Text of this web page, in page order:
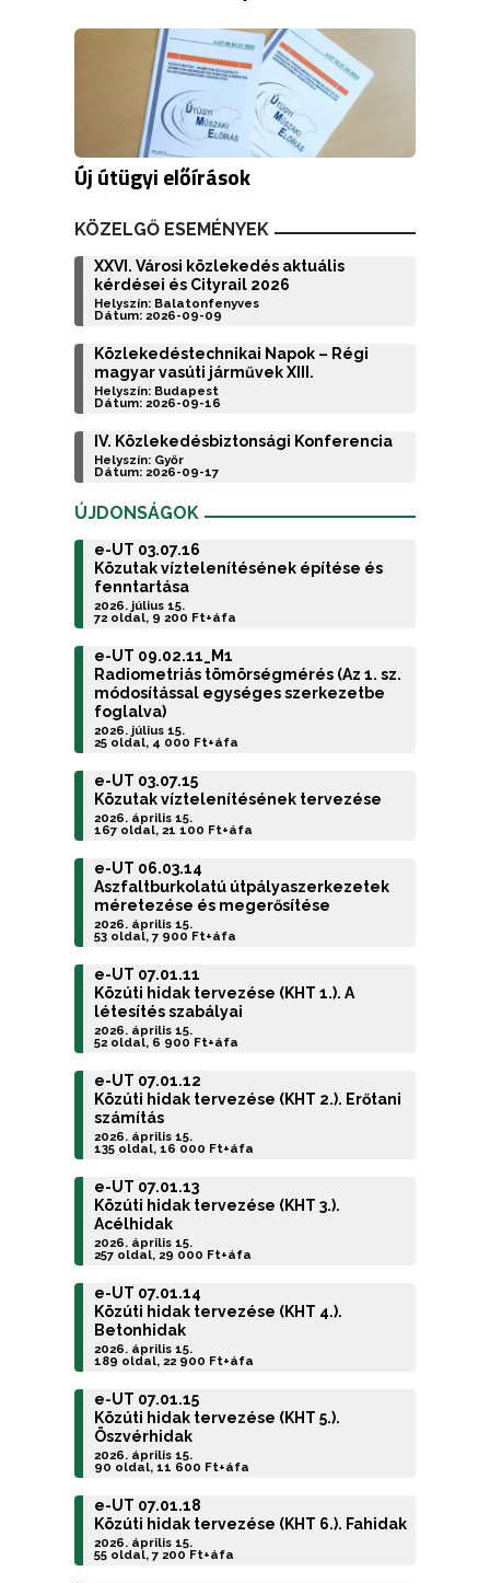
Új útügyi előírások
KÖZELGŐ ESEMÉNYEK
XXVI. Városi közlekedés aktuális
kérdései és Cityrail 2026
Helyszín: Balatonfenyves
Dátum: 2026-09-09
Közlekedéstechnikai Napok – Régi
magyar vasúti járművek XIII.
Helyszín: Budapest
Dátum: 2026-09-16
IV. Közlekedésbiztonsági Konferencia
Helyszín: Győr
Dátum: 2026-09-17
ÚJDONSÁGOK
e-UT 03.07.16
Közutak víztelenítésének építése és
fenntartása
2026. július 15.
72 oldal, 9 200 Ft+áfa
e-UT 09.02.11_M1
Radiometriás tömörségmérés (Az 1. sz.
módosítással egységes szerkezetbe
foglalva)
2026. július 15.
25 oldal, 4 000 Ft+áfa
e-UT 03.07.15
Közutak víztelenítésének tervezése
2026. április 15.
167 oldal, 21 100 Ft+áfa
e-UT 06.03.14
Aszfaltburkolatú útpályaszerkezetek
méretezése és megerősítése
2026. április 15.
53 oldal, 7 900 Ft+áfa
e-UT 07.01.11
Közúti hidak tervezése (KHT 1.). A
létesítés szabályai
2026. április 15.
52 oldal, 6 900 Ft+áfa
e-UT 07.01.12
Közúti hidak tervezése (KHT 2.). Erőtani
számítás
2026. április 15.
135 oldal, 16 000 Ft+áfa
e-UT 07.01.13
Közúti hidak tervezése (KHT 3.).
Acélhidak
2026. április 15.
257 oldal, 29 000 Ft+áfa
e-UT 07.01.14
Közúti hidak tervezése (KHT 4.).
Betonhidak
2026. április 15.
189 oldal, 22 900 Ft+áfa
e-UT 07.01.15
Közúti hidak tervezése (KHT 5.).
Öszvérhidak
2026. április 15.
90 oldal, 11 600 Ft+áfa
e-UT 07.01.18
Közúti hidak tervezése (KHT 6.). Fahidak
2026. április 15.
55 oldal, 7 200 Ft+áfa